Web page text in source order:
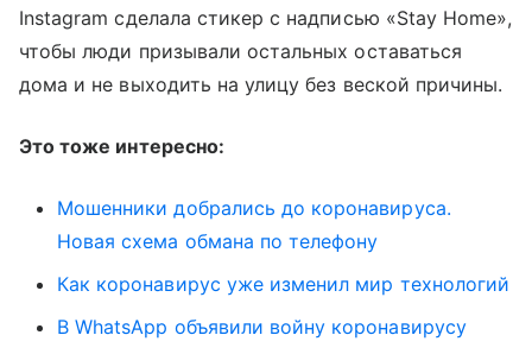
Instagram сделала стикер с надписью «Stay Home»,
чтобы люди призывали остальных оставаться
дома и не выходить на улицу без веской причины.
Это тоже интересно:
Мошенники добрались до коронавируса.
Новая схема обмана по телефону
Как коронавирус уже изменил мир технологий
В WhatsApp объявили войну коронавирусу